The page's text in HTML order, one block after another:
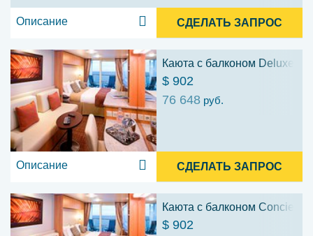
Описание СДЕЛАТЬ ЗАПРОС
Каюта с балконом Deluxe
$ 902
76 648 руб.
Описание СДЕЛАТЬ ЗАПРОС
Каюта с балконом
$ 902